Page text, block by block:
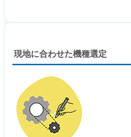
現地に合わせた機種選定